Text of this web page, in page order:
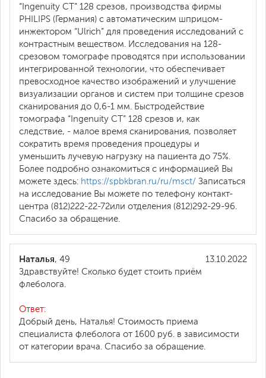
“Ingenuity CT” 128 срезов, производства фирмы
PHILIPS (Германия) с автоматическим шприцом-
инжектором “Ulrich” для проведения исследований с
контрастным веществом. Исследования на 128-
срезовом томографе проводятся при использовании
интегрированной технологии, что обеспечивает
превосходное качество изображений и улучшение
визуализации органов и систем при толщине срезов
сканирования до 0,6-1 мм. Быстродействие
томографа “Ingenuity CT” 128 срезов и, как
следствие, - малое время сканирования, позволяет
сократить время проведения процедуры и
уменьшить лучевую нагрузку на пациента до 75%.
Более подробно ознакомиться с информацией Вы
можете здесь: https://spbkbran.ru/ru/msct/ Записаться
на исследование Вы можете по телефону контакт-
центра (812)222-22-72или отделения (812)292-29-96.
Спасибо за обращение.
13.10.2022
Наталья, 49
Здравствуйте! Сколько будет стоить приём
флеболога.
Ответ:
Добрый день, Наталья! Стоимость приема
специалиста флеболога от 1600 руб. в зависимости
от категории врача. Спасибо за обращение.